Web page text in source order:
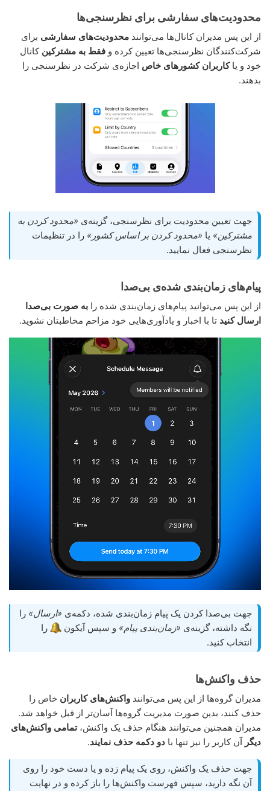
محدودیت‌های سفارشی برای نظرسنجی‌ها
از این پس مدیران کانال‌ها می‌توانند محدودیت‌های سفارشی برای
شرکت‌کنندگان نظرسنجی‌ها تعیین کرده و فقط به مشترکین کانال
خود و یاکاربران کشورهای خاص اجازه‌ی شرکت در نظرسنجی را
بدهند.
جهت تعیین محدودیت برای نظرسنجی، گزینه‌ی «محدود کردن به
مشترکین» یا «محدود کردن بر اساس کشور» را در تنظیمات
نظرسنجی فعال نمایید.
پیام‌های زمان‌بندی شده‌ی بی‌صدا
از این پس می‌توانید پیام‌های زمان‌بندی شده را به صورت بی‌صدا
ارسال کنید تا با اخبار و یادآوری‌هایی خود مزاحم مخاطبتان نشوید.
جهت بی‌صدا کردن یک پیام زمان‌بندی شده، دکمه‌ی «ارسال» را
نگه داشته، گزینه‌ی «زمان‌بندی پیام» و سپس آیکون
را
انتخاب کنید.
حذف واکنش‌ها
مدیران گروه‌ها از این پس می‌توانند واکنش‌های کاربران خاص را
حذف کنند، بدین صورت مدیریت گروه‌ها آسان‌تر از قبل خواهد شد.
مدیران همچنین می‌توانند هنگام حذف یک واکنش،تمامی واکنش‌های
دیگر آن کاربر را نیز تنها با دو دکمه حذف نمایند.
جهت حذف یک واکنش، روی یک پیام زده و یا دست خود را روی
آن نگه دارید، سپس فهرست واکنش‌ها را باز کرده و در نهایت